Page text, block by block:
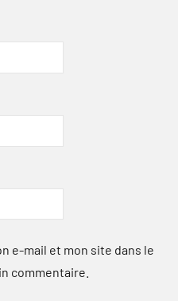
e-mail et mon site dans le
commentaire.